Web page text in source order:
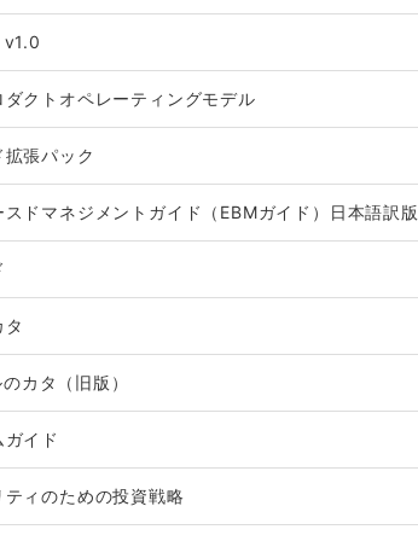
ダクトオペレーティングモデル
張パック
ドマネジメントガイド（EBMガイド）日本語訳版
カタ（旧版）
イド
ティのための投資戦略